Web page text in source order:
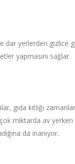
dar yerlerden gizlice
yapmasını sağlar.
gıda kıtlığı
miktarda av
da inanıyor.